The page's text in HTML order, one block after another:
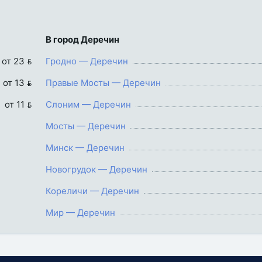
от 23 
от 13 
от 11 
В город Деречин
Гродно — Деречин
Правые Мосты — Деречин
Слоним — Деречин
Мосты — Деречин
Минск — Деречин
Новогрудок — Деречин
Кореличи — Деречин
Мир — Деречин